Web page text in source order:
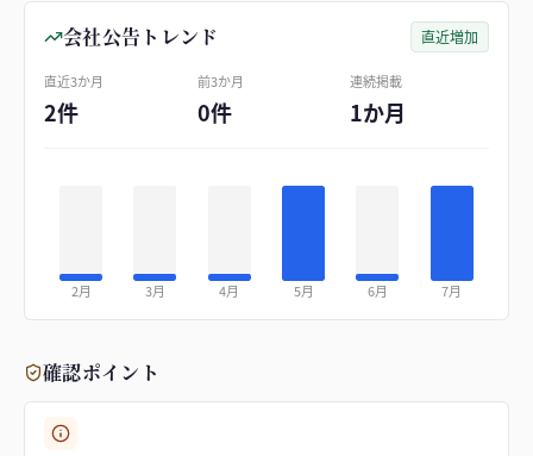
会社公告トレンド 直近増加
直近3か月
2件
前3か月
0件
連続掲載
1か月
2月 3月 4月 5月 6月 7月
確認ポイント